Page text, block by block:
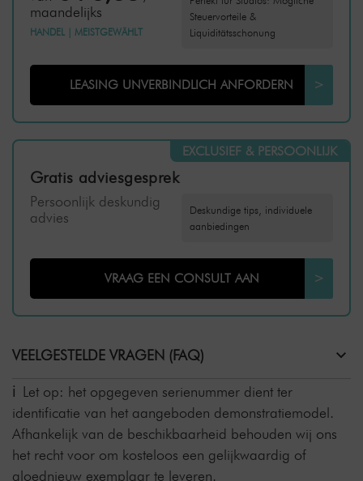
Steuervorteile &
Liquiditätsschonung
maandelijks
HANDEL MEISTGEWÄHLT
LEASING UNVERBINDLICH ANFORDERN >
EXCLUSIEF & PERSOONLIJK
Gratis adviesgesprek
Deskundige tips, individuele
aanbiedingen
Persoonlijk deskundig
advies
VRAAG EEN CONSULT AAN >
VEELGESTELDE VRAGEN (FAQ)
Let op: het opgegeven serienummer dient ter
identificatie van het aangeboden demonstratiemodel.
Afhankelijk van de beschikbaarheid behouden wij ons
het recht voor om kosteloos een gelijkwaardig of
gloednieuw exemplaar te leveren.